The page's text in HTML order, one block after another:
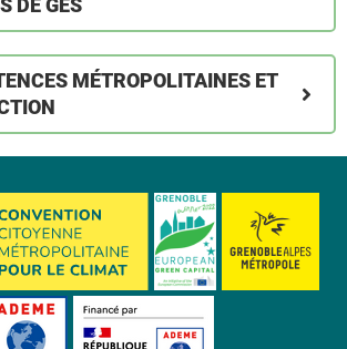
DE GES
MÉTROPOLITAINES ET